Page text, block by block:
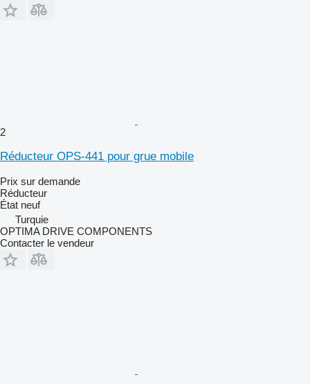
2
Réducteur OPS-441 pour grue mobile
Prix sur demande
Réducteur
État neuf
Turquie
OPTIMA DRIVE COMPONENTS
Contacter le vendeur